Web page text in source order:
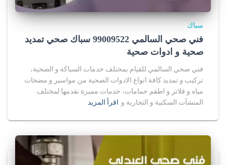
سباك
فني صحي السالمي 99009522 سباك صحي تمديد
صحية و ادوات صحية
فني صحي السالمي للقيام بمختلف خدمات السباكة و الصحية،
تركيب و تمديد كافة انواع الادوات الصحية من مواسير و مضخات
مياه و فلاتر و اطقم حمامات، خدمات مميزة نقدمها لمختلف
المنشآت السكنية و التجارية و اقرأ المزيد